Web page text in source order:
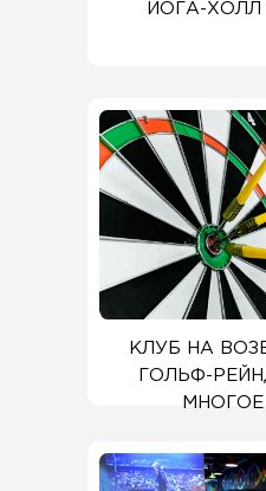
ЙОГА-ХОЛЛ
КЛУБ НА
ГОЛЬФ-